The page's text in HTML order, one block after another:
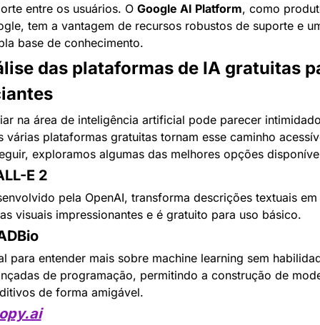
entre os usuários. O Google AI Platform, como
tem a vantagem de recursos robustos de suporte e
base de conhecimento.
das plataformas de IA gratuitas
na área de inteligência artificial pode parecer
várias plataformas gratuitas tornam esse caminho
exploramos algumas das melhores opções
E 2
pela OpenAI, transforma descrições textuais em
visuais impressionantes e é gratuito para uso básico.
para entender mais sobre machine learning sem
de programação, permitindo a construção de
de forma amigável.